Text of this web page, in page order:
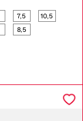
7,5
10,5
8,5